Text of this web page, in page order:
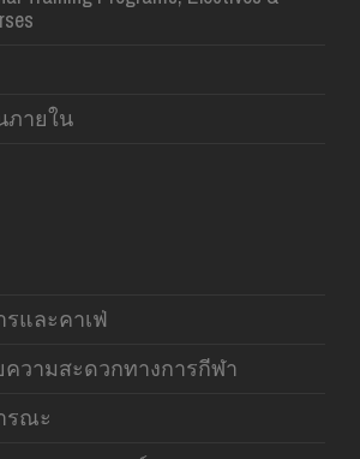
ภายใน
และคาเฟ่
ความสะดวกทางการกีฬา
รณะ